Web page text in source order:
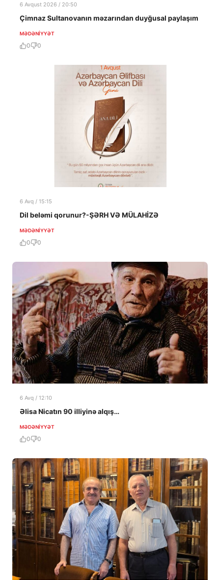
6 Avqust 2026 / 20:50
Çimnaz Sultanovanın məzarından duyğusal paylaşım
MƏDƏNIYYƏT
0 0
6 Avq / 15:15
Dil beləmi qorunur?-ŞƏRH VƏ MÜLAHİZƏ
MƏDƏNIYYƏT
0 0
6 Avq / 12:10
Əlisa Nicatın 90 illiyinə alqış…
MƏDƏNIYYƏT
0 0